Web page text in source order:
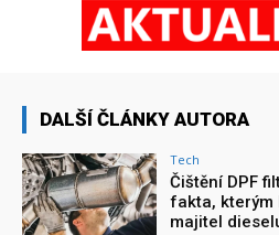
DALŠÍ ČLÁNKY AUTORA
Tech
Čištění DPF
fakta, kterým
majitel